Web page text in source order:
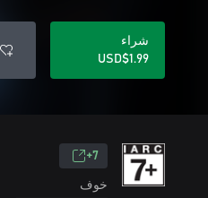
شراء
USD$1.99
7+
خوف